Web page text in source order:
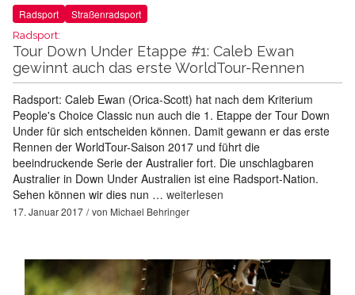
Radsport Straßenradsport
Radsport:
Tour Down Under Etappe #1: Caleb Ewan
gewinnt auch das erste WorldTour-Rennen
Radsport: Caleb Ewan (Orica-Scott) hat nach dem Kriterium
People's Choice Classic nun auch die 1. Etappe der Tour Down
Under für sich entscheiden können. Damit gewann er das erste
Rennen der WorldTour-Saison 2017 und führt die
beeindruckende Serie der Australier fort. Die unschlagbaren
Australier in Down Under Australien ist eine Radsport-Nation.
Sehen können wir dies nun … weiterlesen
17. Januar 2017 von Michael Behringer